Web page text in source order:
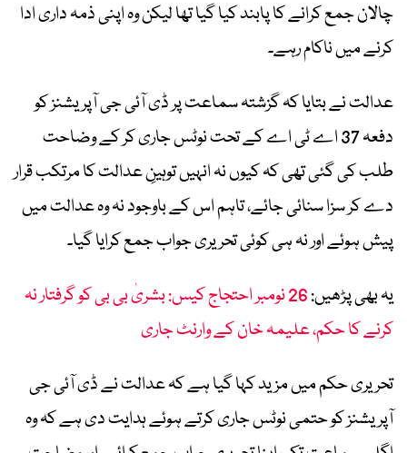
چالان جمع کرانے کا پابند کیا گیا تھا لیکن وہ اپنی ذمہ داری ادا
کرنے میں ناکام رہے۔
عدالت نے بتایا کہ گزشتہ سماعت پر ڈی آئی جی آپریشنز کو
دفعہ 37 اے ٹی اے کے تحت نوٹس جاری کر کے وضاحت
طلب کی گئی تھی کہ کیوں نہ انہیں توہینِ عدالت کا مرتکب قرار
دے کر سزا سنائی جائے، تاہم اس کے باوجود نہ وہ عدالت میں
پیش ہوئے اور نہ ہی کوئی تحریری جواب جمع کرایا گیا۔
یہ بھی پڑھیں:
26 نومبر احتجاج کیس: بشریٰ بی بی کو گرفتار نہ
کرنے کا حکم، علیمہ خان کے وارنٹ جاری
تحریری حکم میں مزید کہا گیا ہے کہ عدالت نے ڈی آئی جی
آپریشنز کو حتمی نوٹس جاری کرتے ہوئے ہدایت دی ہے کہ وہ